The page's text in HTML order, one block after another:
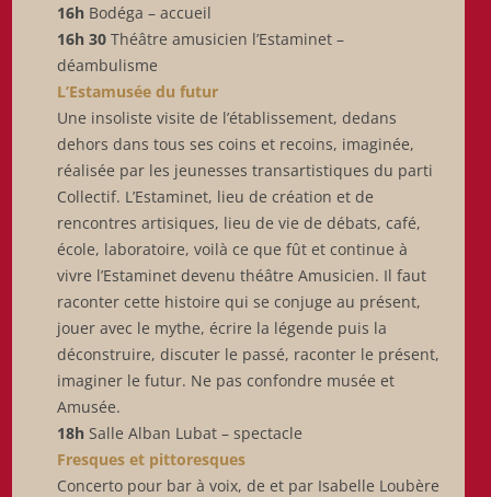
16hBodéga – accueil
16h 30Théâtre amusicien l’Estaminet –
déambulisme
L’Estamusée du futur
Une insoliste visite de l’établissement, dedans
dehors dans tous ses coins et recoins, imaginée,
réalisée par les jeunesses transartistiques du parti
Collectif. L’Estaminet, lieu de création et de
rencontres artisiques, lieu de vie de débats, café,
école, laboratoire, voilà ce que fût et continue à
vivre l’Estaminet devenu théâtre Amusicien. Il faut
raconter cette histoire qui se conjuge au présent,
jouer avec le mythe, écrire la légende puis la
déconstruire, discuter le passé, raconter le présent,
imaginer le futur. Ne pas confondre musée et
Amusée.
18hSalle Alban Lubat – spectacle
Fresques et pittoresques
Concerto pour bar à voix, de et par Isabelle Loubère